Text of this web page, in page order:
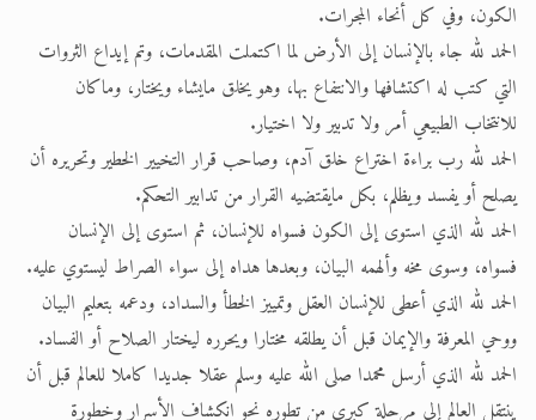
الكون، وفي كل أنحاء المجرات.
الحمد لله جاء بالإنسان إلى الأرض لما اكتملت المقدمات، وتم إيداع الثروات
التي كتب له اكتشافها والانتفاع بها، وهو يخلق مايشاء ويختار، وماكان
للانتخاب الطبيعي أمر ولا تدبير ولا اختيار.
الحمد لله رب براءة اختراع خلق آدم، وصاحب قرار التخيير الخطير وتحريره أن
يصلح أو يفسد ويظلم، بكل مايقتضيه القرار من تدابير التحكم.
الحمد لله الذي استوى إلى الكون فسواه للإنسان، ثم استوى إلى الإنسان
فسواه، وسوى مخه وألهمه البيان، وبعدها هداه إلى سواء الصراط ليستوي عليه.
الحمد لله الذي أعطى للإنسان العقل وتمييز الخطأ والسداد، ودعمه بتعليم البيان
ووحي المعرفة والإيمان قبل أن يطلقه مختارا ويحرره ليختار الصلاح أو الفساد.
الحمد لله الذي أرسل محمدا صلى الله عليه وسلم عقلا جديدا كاملا للعالم قبل أن
ينتقل العالم إلى مرحلة كبرى من تطوره نحو انكشاف الأسرار وخطورة